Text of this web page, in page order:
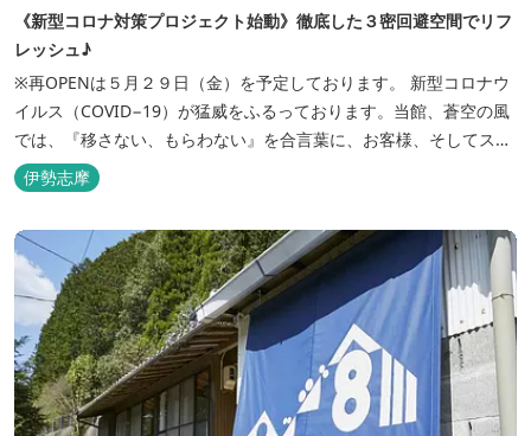
《新型コロナ対策プロジェクト始動》徹底した３密回避空間でリフ
レッシュ♪
※再OPENは５月２９日（金）を予定しております。 新型コロナウ
イルス（COVID−19）が猛威をふるっております。当館、蒼空の風
では、『移さない、もらわない』を合言葉に、お客様、そしてスタ
ッフの感染リスクを最小限に抑えるために、館内設備、オペレーシ
ョンを見直し、徹底した管理を行います。 ※「３密・感染対策の見
える化」のため長文になっております。 《３密回避基本対策》
【密閉...
伊勢志摩